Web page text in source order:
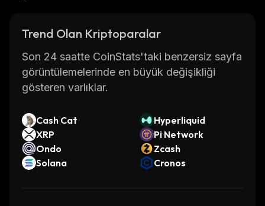
Trend Olan Kriptoparalar
Son 24 saatte CoinStats'taki benzersiz sayfa
görüntülemelerinde en büyük değişikliği
gösteren varlıklar.
Cash Cat
Hyperliquid
XRP
Pi Network
Ondo
Zcash
Solana
Cronos